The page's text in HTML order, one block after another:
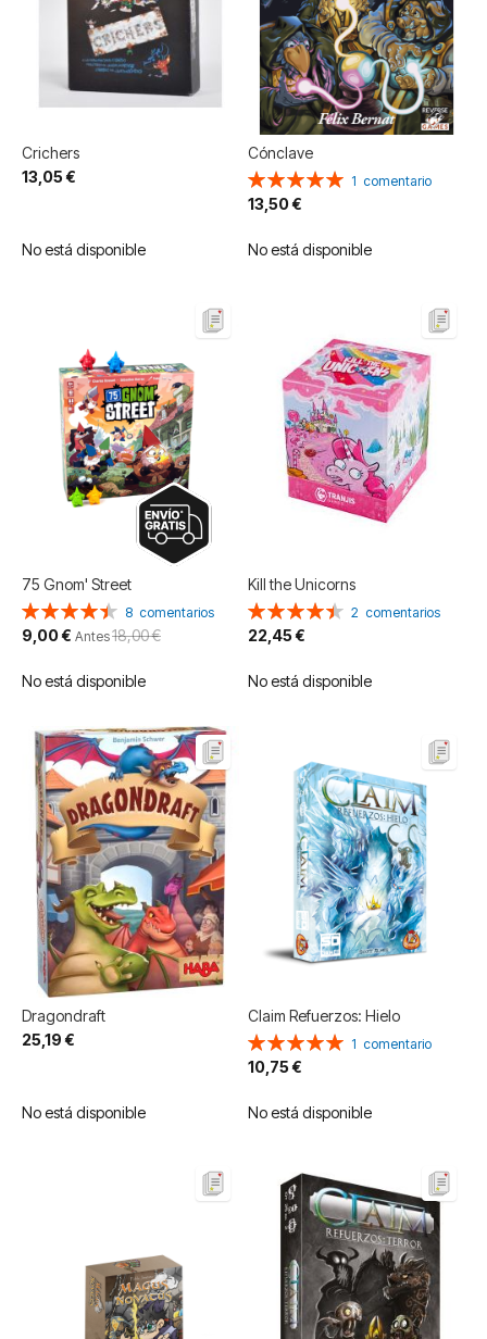
Crichers
13,05 €
No está disponible
Cónclave
Valoración:
100%
1 comentario
13,50 €
No está disponible
75 Gnom' Street
Valoración:
90%
8 comentarios
Precio
especial
9,00 € Antes18,00 €
No está disponible
Kill the Unicorns
Valoración:
90%
2 comentarios
22,45 €
No está disponible
Dragondraft
25,19 €
No está disponible
Claim Refuerzos: Hielo
Valoración:
100%
1 comentario
10,75 €
No está disponible